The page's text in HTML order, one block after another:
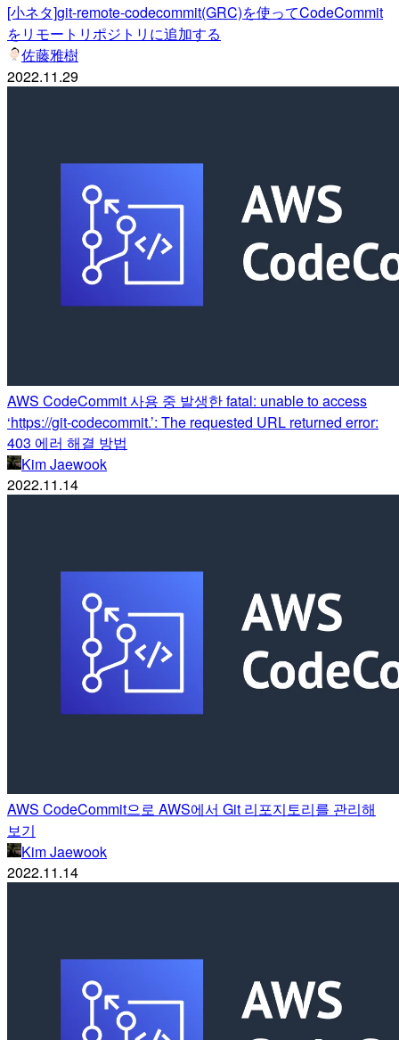
[小ネタ]git-remote-codecommit(GRC)を使ってCodeCommit
をリモートリポジトリに追加する
佐藤雅樹
2022.11.29
AWS CodeCommit 사용 중 발생한 fatal: unable to access
‘https://git-codecommit.’: The requested URL returned error:
403 에러 해결 방법
Kim Jaewook
2022.11.14
AWS CodeCommit으로 AWS에서 Git 리포지토리를 관리해
보기
Kim Jaewook
2022.11.14